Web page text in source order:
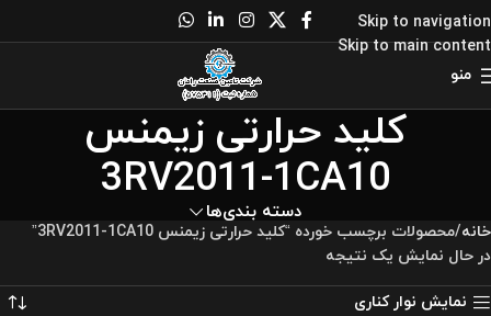
Skip to navigation
Skip to main content
منو
کلید حرارتی زیمنس
3RV2011-1CA10
دسته بندی‌ها
خانه محصولات برچسب خورده “کلید حرارتی زیمنس 3RV2011-1CA10”
در حال نمایش یک نتیجه
نمایش نوار کناری